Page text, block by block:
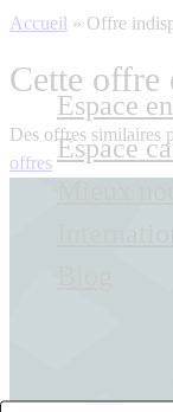
Espace
Espace
Accueil » Offre
Cette offre
Des offres similaires
offres